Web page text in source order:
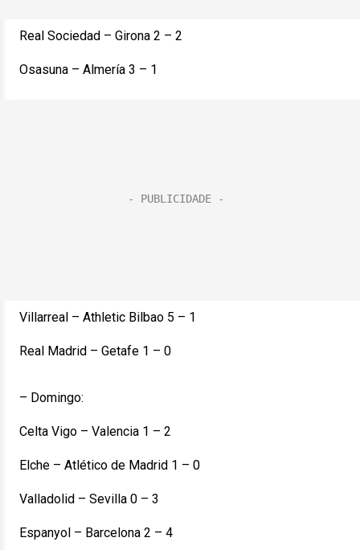
Real Sociedad – Girona 2 – 2
Osasuna – Almería 3 – 1
Villarreal – Athletic Bilbao 5 – 1
Real Madrid – Getafe 1 – 0
– Domingo:
Celta Vigo – Valencia 1 – 2
Elche – Atlético de Madrid 1 – 0
Valladolid – Sevilla 0 – 3
Espanyol – Barcelona 2 – 4